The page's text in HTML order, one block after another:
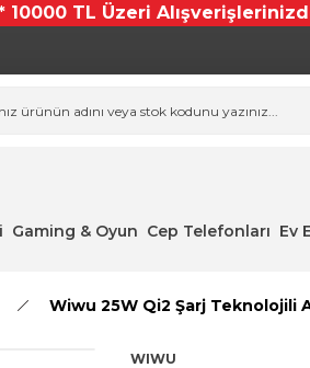
10000 TL Üzeri
Gaming & Oyun Cep Telefonları Ev
Wiwu 25W Qi2 Şarj Teknolojili
WIWU